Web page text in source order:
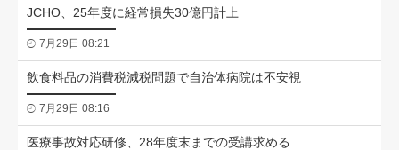
JCHO、25年度に経常損失30億円計上
7月29日 08:21
飲食料品の消費税減税問題で自治体病院は不安視
7月29日 08:16
医療事故対応研修、28年度末までの受講求める